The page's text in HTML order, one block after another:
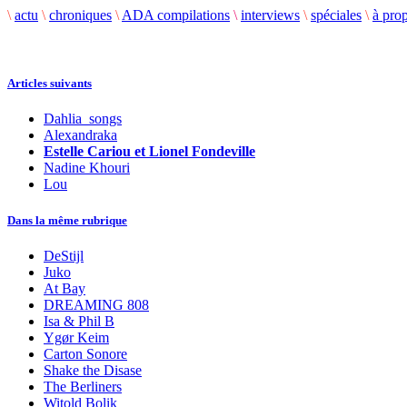
\ actu \ chroniques \ ADA compilations \ interviews \ spéciales \ à
Articles suivants
Dahlia_songs
Alexandraka
Estelle Cariou et Lionel Fondeville
Nadine Khouri
Lou
Dans la même rubrique
DeStijl
Juko
At Bay
DREAMING 808
Isa & Phil B
Ygør Keim
Carton Sonore
Shake the Disase
The Berliners
Witold Bolik